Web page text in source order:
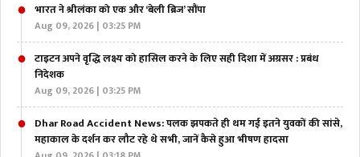
भारत ने श्रीलंका को एक और ‘बेली ब्रिज’ सौंपा
Aug 09, 2026 | 03:25 PM
टाइटन अपने वृद्धि लक्ष्य को हासिल करने के लिए सही दिशा में अग्रसर : प्रबंध
निदेशक
Aug 09, 2026 | 03:25 PM
Dhar Road Accident News: पलक झपकते ही थम गई इतने युवकों की सांसे,
महाकाल के दर्शन कर लौट रहे थे सभी, जानें कैसे हुआ भीषण हादसा